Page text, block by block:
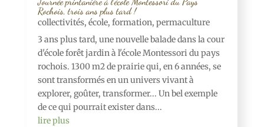
Rochois, trois ans plus tard !
collectivités, école, formation, permaculture
3 ans plus tard, une nouvelle balade dans la cour
d'école forêt jardin à l'école Montessori du pays
rochois. 1300 m2 de prairie qui, en 6 années, se
sont transformés en un univers vivant à
explorer, goûter, transformer... Un bel exemple
de ce qui pourrait exister dans...
lire plus